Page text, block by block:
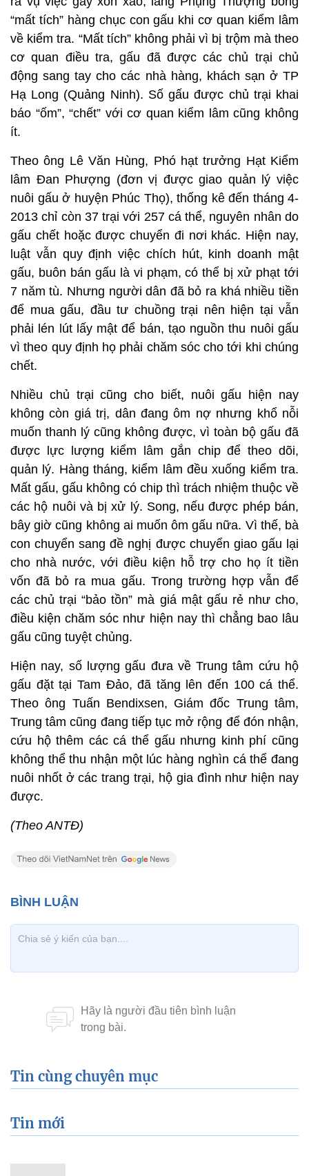
“mất tích” hàng chục con gấu khi cơ quan kiểm lâm
về kiểm tra. “Mất tích” không phải vì bị trộm mà theo
cơ quan điều tra, gấu đã được các chủ trại chủ
động sang tay cho các nhà hàng, khách sạn ở TP
Hạ Long (Quảng Ninh). Số gấu được chủ trại khai
báo “ốm”, “chết” với cơ quan kiểm lâm cũng không
ít.
Theo ông Lê Văn Hùng, Phó hạt trưởng Hạt Kiểm
lâm Đan Phượng (đơn vị được giao quản lý việc
nuôi gấu ở huyện Phúc Thọ), thống kê đến tháng 4-
2013 chỉ còn 37 trại với 257 cá thể, nguyên nhân do
gấu chết hoặc được chuyển đi nơi khác. Hiện nay,
luật vẫn quy định việc chích hút, kinh doanh mật
gấu, buôn bán gấu là vi phạm, có thể bị xử phạt tới
7 năm tù. Nhưng người dân đã bỏ ra khá nhiều tiền
để mua gấu, đầu tư chuồng trại nên hiện tại vẫn
phải lén lút lấy mật để bán, tạo nguồn thu nuôi gấu
vì theo quy định họ phải chăm sóc cho tới khi chúng
chết.
Nhiều chủ trại cũng cho biết, nuôi gấu hiện nay
không còn giá trị, dân đang ôm nợ nhưng khổ nỗi
muốn thanh lý cũng không được, vì toàn bộ gấu đã
được lực lượng kiểm lâm gắn chip để theo dõi,
quản lý. Hàng tháng, kiểm lâm đều xuống kiểm tra.
Mất gấu, gấu không có chip thì trách nhiệm thuộc về
các hộ nuôi và bị xử lý. Song, nếu được phép bán,
bây giờ cũng không ai muốn ôm gấu nữa. Vì thế, bà
con chuyển sang đề nghị được chuyển giao gấu lại
cho nhà nước, với điều kiện hỗ trợ cho họ ít tiền
vốn đã bỏ ra mua gấu. Trong trường hợp vẫn để
các chủ trại “bảo tồn” mà giá mật gấu rẻ như cho,
điều kiện chăm sóc như hiện nay thì chẳng bao lâu
gấu cũng tuyệt chủng.
Hiện nay, số lượng gấu đưa về Trung tâm cứu hộ
gấu đặt tại Tam Đảo, đã tăng lên đến 100 cá thể.
Theo ông Tuấn Bendixsen, Giám đốc Trung tâm,
Trung tâm cũng đang tiếp tục mở rộng để đón nhận,
cứu hộ thêm các cá thể gấu nhưng kinh phí cũng
không thể thu nhận một lúc hàng nghìn cá thể đang
nuôi nhốt ở các trang trại, hộ gia đình như hiện nay
được.
(Theo ANTĐ)
Tin cùng chuyên mục
Tin mới